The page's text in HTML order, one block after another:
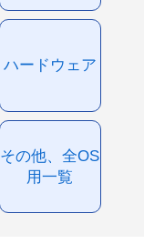
ハードウェア
その他、全OS
用一覧